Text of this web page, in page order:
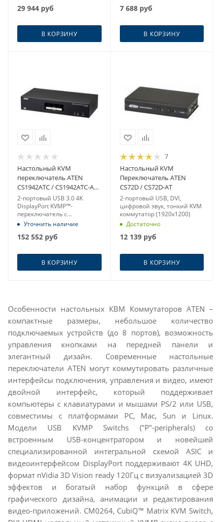
29 944 руб
В КОРЗИНУ
7 688руб
В КОРЗИНУ
Настольный KVM
переключатель ATEN
CS1942ATC / CS1942ATC-AT-
G
2-портовый USB 3.0 4K
DisplayPort KVMP™-
переключатель с
поддержкой двух дисплеев
Уточнить наличие
152 552 руб
В КОРЗИНУ
7
Настольный KVM
Переключатель ATEN
CS72D / CS72D-AT
2-портовый USB, DVI,
цифровой звук, тонкий KVM
коммутатор (1920x1200)
Достаточно
12 139руб
В КОРЗИНУ
Особенности настольных КВМ Коммутаторов ATEN –
компактные размеры, небольшое количество
подключаемых устройств (до 8 портов), возможность
управления кнопками на передней панели и
элегантный дизайн. Современные настольные
переключатели ATEN могут коммутировать различные
интерфейсы подключения, управления и видео, имеют
двойной интерфейс, который поддерживает
компьютеры с клавиатурами и мышами PS/2 или USB,
совместимы с платформами PC, Mac, Sun и Linux.
Модели USB KVMP Switchs ("P"-peripherals) со
встроенным USB-концентратором и новейшей
специализированной интегральной схемой ASIC и
видеоинтерфейсом DisplayPort поддерживают 4K UHD,
формат nVidia 3D Vision ready 120Гц с визуализацией 3D
эффектов и богатый набор функций в сфере
графического дизайна, анимации и редактирования
видео-приложений. CM0264, CubiQ™ Matrix KVM Switch,